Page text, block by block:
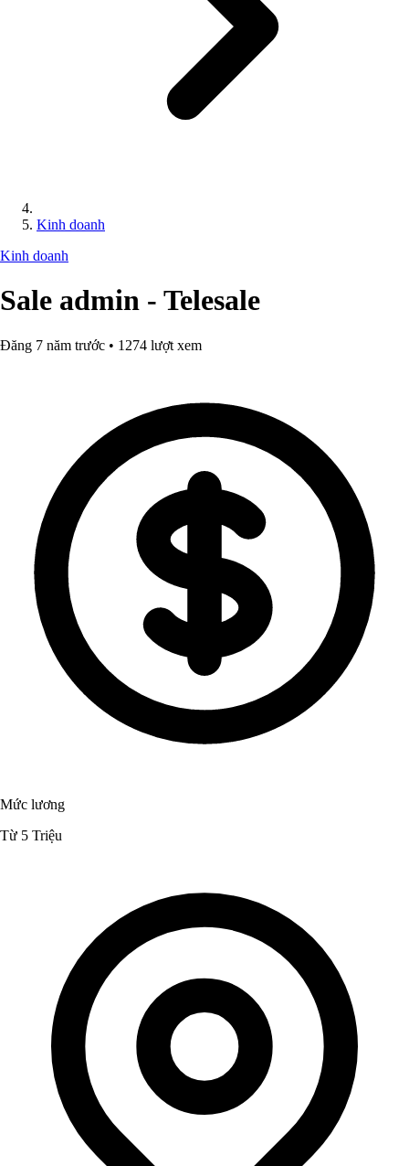
Kinh doanh
Kinh doanh
Sale admin - Telesale
Đăng 7 năm trước • 1274 lượt xem
Mức lương
Từ 5 Triệu